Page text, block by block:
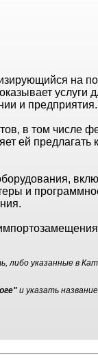
на
услуги
и предприятия.
в том числе
ей
и
либо указанные в
и указать